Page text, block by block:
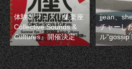
体験型フェス『集楽座
Collective Sounds &
Cultures』開催決定
jjean、
チャーし
ル“gossip